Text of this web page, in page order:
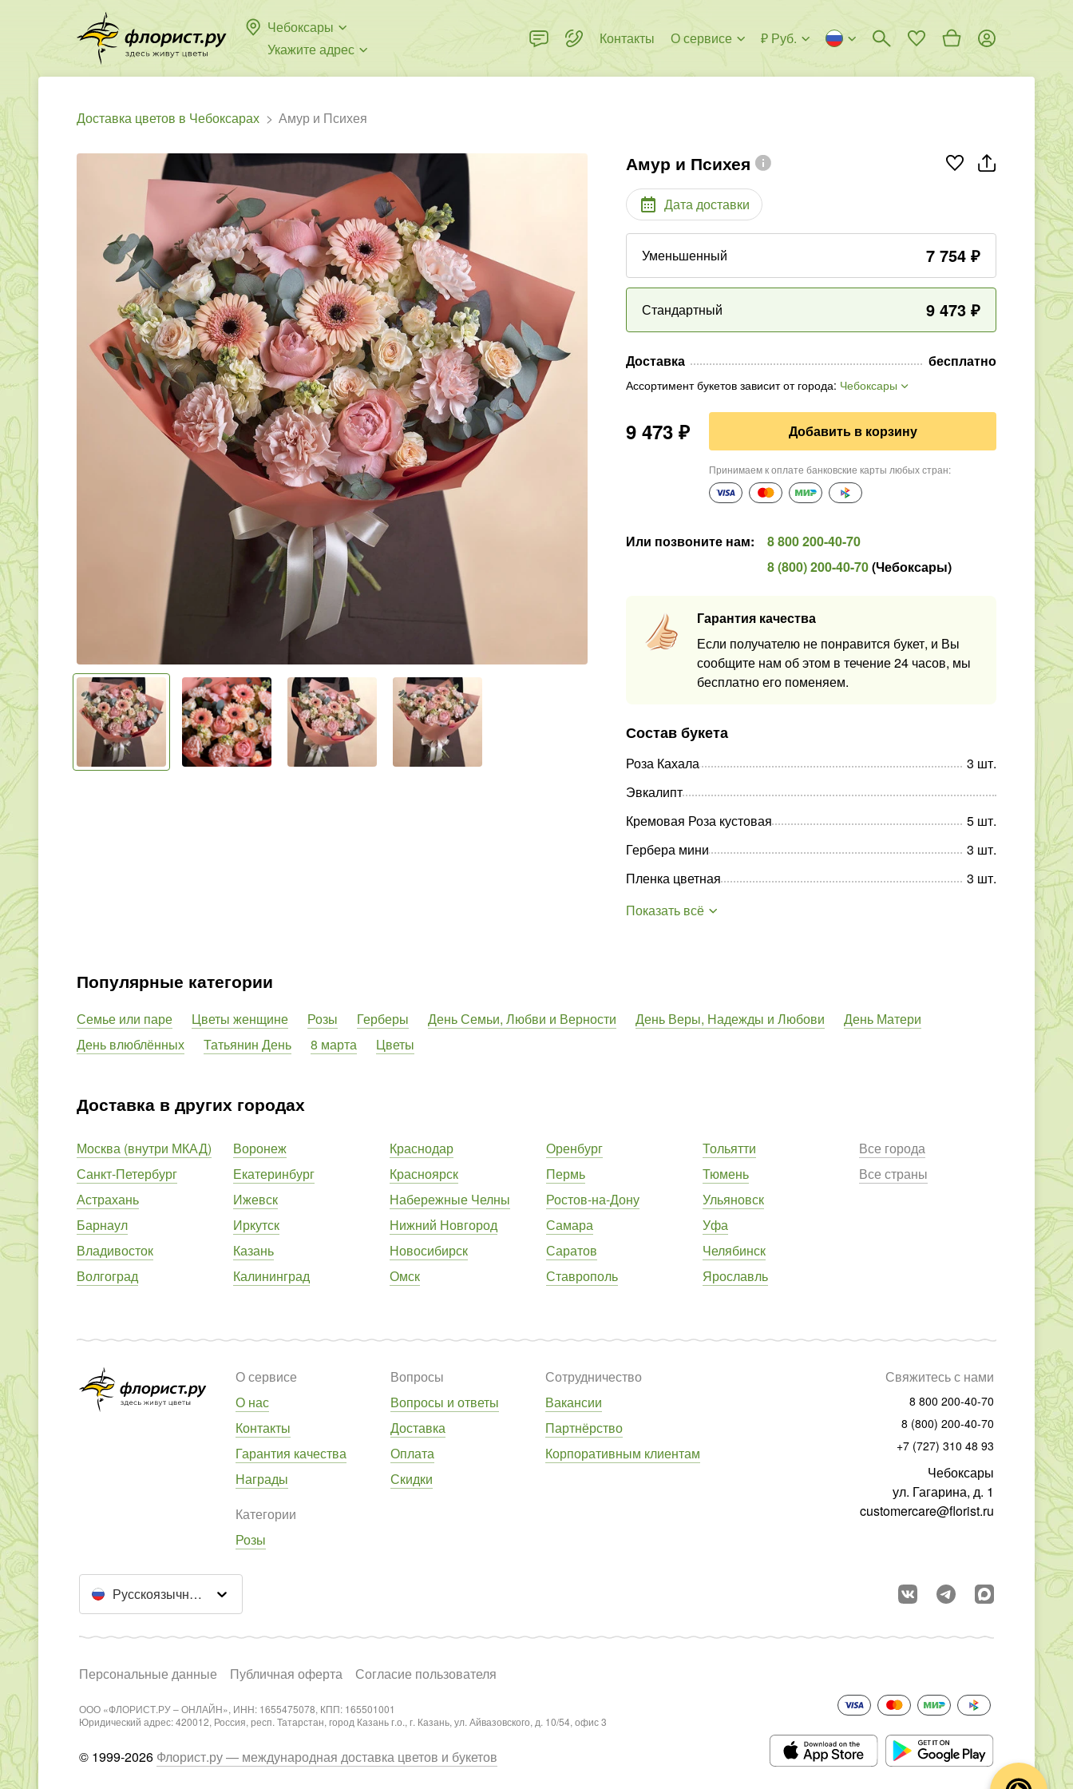
Чебоксары
Укажите адрес
Контакты О сервисе ₽ Руб.
Доставка цветов в Чебоксарах Амур и Психея
Амур и Психея
Дата доставки
Уменьшенный 7 754 ₽
Стандартный 9 473 ₽
Доставка бесплатно
Ассортимент букетов зависит от города: Чебоксары
9 473 ₽ Добавить в корзину
Принимаем к оплате банковские карты любых стран:
Или позвоните нам:
8 800 200-40-70
8 (800) 200-40-70(Чебоксары)
Гарантия качества
Если получателю не понравится букет, и Вы
сообщите нам об этом в течение 24 часов, мы
бесплатно его поменяем.
Состав букета
Роза Кахала 3 шт.
Эвкалипт
Кремовая Роза кустовая
5 шт.
Гербера мини
3 шт.
Пленка цветная
3 шт.
Показать всё
Популярные категории
Семье или паре Цветы женщине Розы Герберы День Семьи, Любви и Верности День Веры, Надежды и Любови
День Матери
День влюблённых
Татьянин День 8 марта Цветы
Доставка в других городах
Москва (внутри МКАД)
Санкт-Петербург
Астрахань
Барнаул
Владивосток
Волгоград
Воронеж
Екатеринбург
Ижевск
Иркутск
Казань
Калининград
Краснодар
Красноярск
Набережные Челны
Нижний Новгород
Новосибирск
Омск
Оренбург
Пермь
Ростов-на-Дону
Самара
Саратов
Ставрополь
Тольятти
Тюмень
Ульяновск
Уфа
Челябинск
Ярославль
Все города
Все страны
О сервисе
О нас
Контакты
Гарантия качества
Награды
Вопросы
Вопросы и ответы
Доставка
Оплата
Скидки
Сотрудничество
Вакансии
Партнёрство
Корпоративным клиентам
Категории
Розы
Свяжитесь с нами
8 800 200-40-70
8 (800) 200-40-70
+7 (727) 310 48 93
Чебоксары
ул. Гагарина, д. 1
customercare@florist.ru
Русскоязычный сайт
Персональные данные Публичная оферта Согласие пользователя
ООО «ФЛОРИСТ.РУ – ОНЛАЙН», ИНН: 1655475078, КПП: 165501001
Юридический адрес: 420012, Россия, респ. Татарстан, город Казань г.о., г. Казань, ул. Айвазовского, д. 10/54, офис 3
© 1999-2026 Флорист.ру — международная доставка цветов и букетов